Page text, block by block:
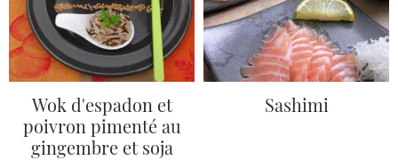
Wok d'espadon et
poivron pimenté au
gingembre et soja
Sashimi